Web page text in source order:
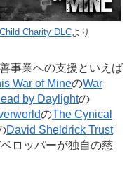
Charity DLCより
事業への支援といえば
War of MineのWar
by Daylightの
のThe Cynical
David Sheldrick Trust
ロッパーが独自の慈